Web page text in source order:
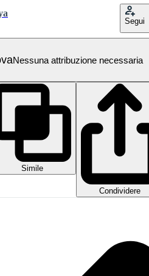
Segui
Nessuna attribuzione necessaria
Simile
Condividere